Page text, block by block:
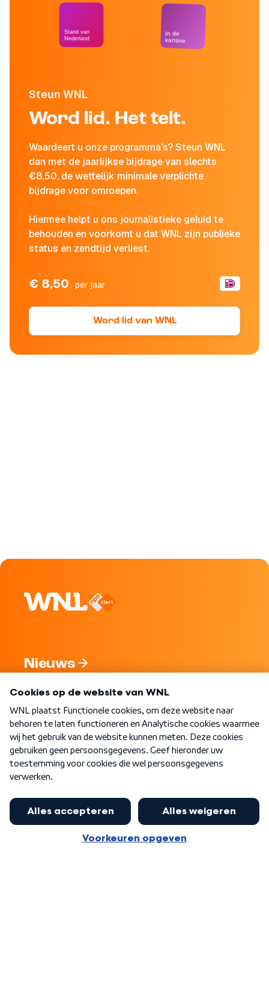
Steun WNL
Word lid. Het telt.
Waardeert u onze programma's? Steun WNL
dan met de jaarlijkse bijdrage van slechts
€8,50, de wettelijk minimale verplichte
bijdrage voor omroepen.
Hiermee helpt u ons journalistieke geluid te
behouden en voorkomt u dat WNL zijn publieke
status en zendtijd verliest.
€ 8,50 per jaar
Word lid van WNL
Stand van
Nederland
In de
kantine
Nieuws
Nieuwsbrief
Word Lid